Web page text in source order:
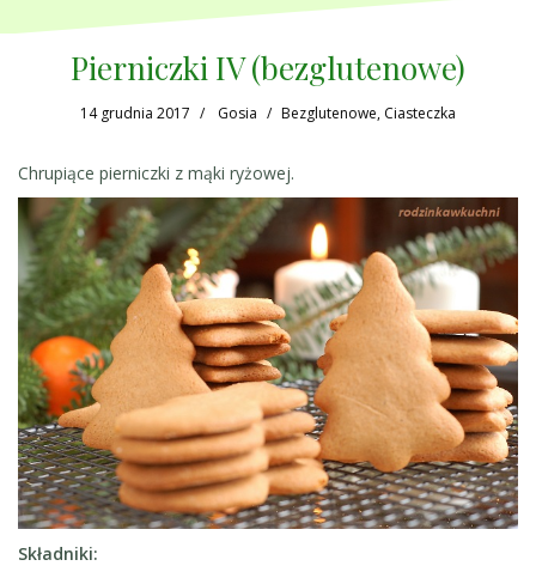
Pierniczki IV (bezglutenowe)
14 grudnia 2017 Gosia Bezglutenowe, Ciasteczka
Chrupiące pierniczki z mąki ryżowej.
Składniki: